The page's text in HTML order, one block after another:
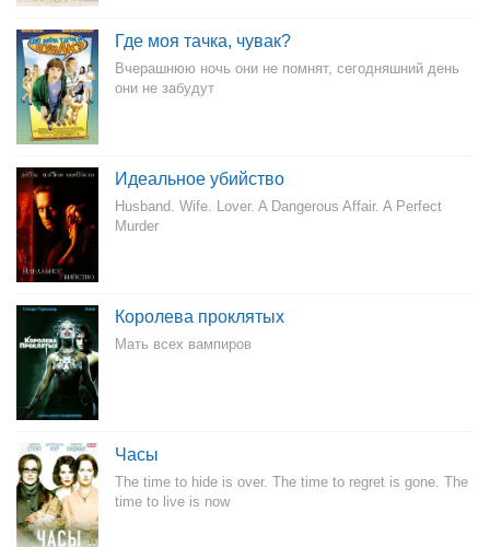
Где моя тачка, чувак?
Вчерашнюю ночь они не помнят, сегодняшний день
они не забудут
Идеальное убийство
Husband. Wife. Lover. A Dangerous Affair. A Perfect
Murder
Королева проклятых
Мать всех вампиров
Часы
The time to hide is over. The time to regret is gone. The
time to live is now